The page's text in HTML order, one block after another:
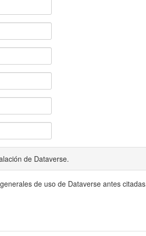
de Dataverse.
de uso de Dataverse antes